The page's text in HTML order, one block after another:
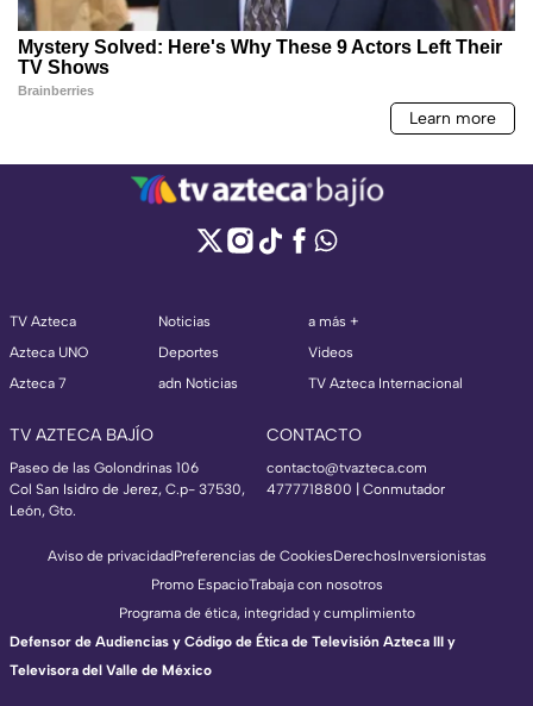
TV Azteca
Azteca UNO
Azteca 7
Noticias
Deportes
adn Noticias
a más +
Videos
TV Azteca Internacional
TV AZTECA BAJÍO
Paseo de las Golondrinas 106
Col San Isidro de Jerez, C.p- 37530,
León, Gto.
CONTACTO
contacto@tvazteca.com
4777718800 | Conmutador
Aviso de privacidadPreferencias de CookiesDerechosInversionistas
Promo EspacioTrabaja con nosotros
Programa de ética, integridad y cumplimiento
Defensor de Audiencias y Código de Ética de Televisión Azteca III y
Televisora del Valle de México